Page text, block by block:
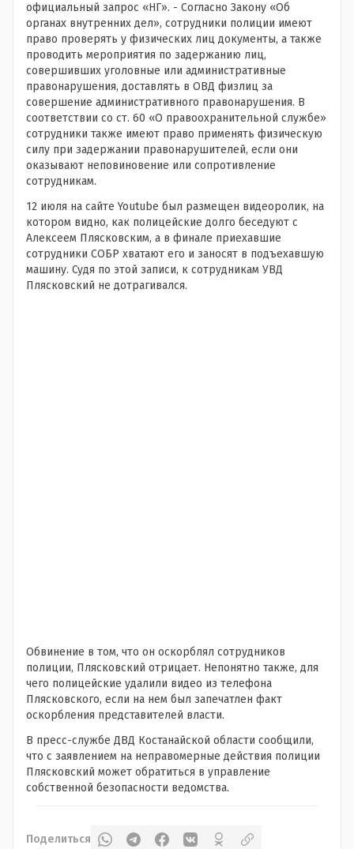
официальный запрос «НГ». - Согласно Закону «Об
органах внутренних дел», сотрудники полиции имеют
право проверять у физических лиц документы, а также
проводить мероприятия по задержанию лиц,
совершивших уголовные или административные
правонарушения, доставлять в ОВД физлиц за
совершение административного правонарушения. В
соответствии со ст. 60 «О правоохранительной службе»
сотрудники также имеют право применять физическую
силу при задержании правонарушителей, если они
оказывают неповиновение или сопротивление
сотрудникам.
12 июля на сайте Youtube был размещен видеоролик, на
котором видно, как полицейские долго беседуют с
Алексеем Плясковским, а в финале приехавшие
сотрудники СОБР хватают его и заносят в подъехавшую
машину. Судя по этой записи, к сотрудникам УВД
Плясковский не дотрагивался.
Обвинение в том, что он оскорблял сотрудников
полиции, Плясковский отрицает. Непонятно также, для
чего полицейские удалили видео из телефона
Плясковского, если на нем был запечатлен факт
оскорбления представителей власти.
В пресс-службе ДВД Костанайской области сообщили,
что с заявлением на неправомерные действия полиции
Плясковский может обратиться в управление
собственной безопасности ведомства.
Поделиться